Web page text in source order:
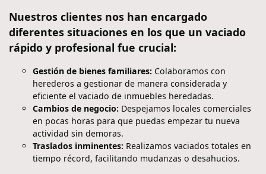
Nuestros clientes nos han encargado
diferentes situaciones en los que un vaciado
rápido y profesional fue crucial:
Gestión de bienes familiares: Colaboramos con
herederos a gestionar de manera considerada y
eficiente el vaciado de inmuebles heredadas.
Cambios de negocio: Despejamos locales comerciales
en pocas horas para que puedas empezar tu nueva
actividad sin demoras.
Traslados inminentes: Realizamos vaciados totales en
tiempo récord, facilitando mudanzas o desahucios.